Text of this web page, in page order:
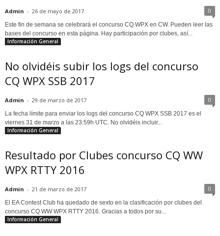
Admin - 26 de mayo de 2017 0
Este fin de semana se celebrará el concurso CQ WPX en CW. Pueden leer las
bases del concurso en esta página. Hay participación por clubes, así...
Información General
No olvidéis subir los logs del concurso
CQ WPX SSB 2017
Admin - 29 de marzo de 2017 0
La fecha límite para enviar los logs del concurso CQ WPX SSB 2017 es el
viernes 31 de marzo a las 23:59h UTC. No olvidéis incluir...
Información General
Resultado por Clubes concurso CQ WW
WPX RTTY 2016
Admin - 21 de marzo de 2017 0
El EA Contest Club ha quedado de sexto en la clasificación por clubes del
concurso CQ WW WPX RTTY 2016. Gracias a todos por su...
Información General